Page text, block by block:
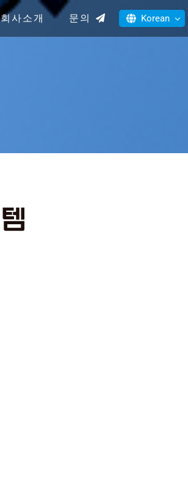
회사소개 문의 Korean